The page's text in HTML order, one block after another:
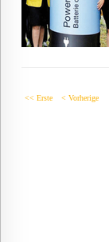
<< Erste < Vorherige